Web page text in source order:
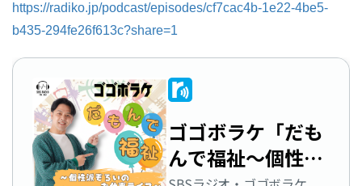
https://radiko.jp/podcast/episodes/cf7cac4b-1e22-4be5-
b435-294fe26f613c?share=1